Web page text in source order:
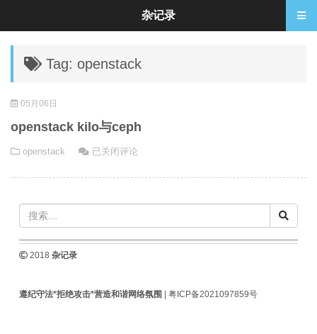
Tag: openstack
05月06日
openstack kilo与ceph
openstack
openstack
已关闭评论
2018 杂记录
遵纪守法*拒绝攻击*营造和谐网络氛围 粤ICP备2021097859号
杂记录